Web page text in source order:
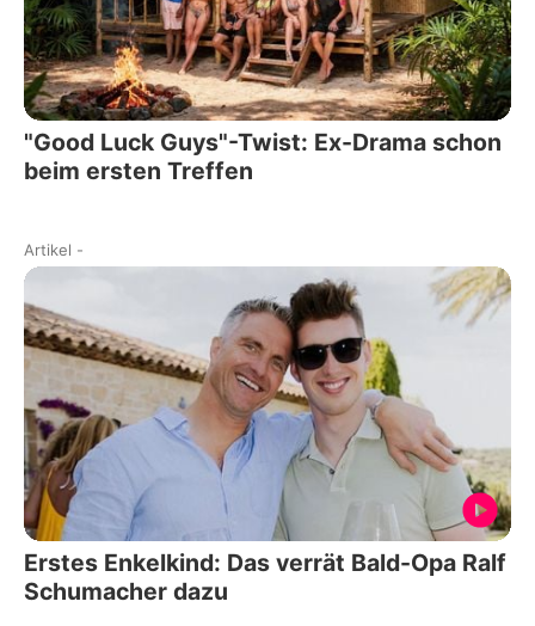
"Good Luck Guys"-Twist: Ex-Drama schon
beim ersten Treffen
Artikel -
Erstes Enkelkind: Das verrät Bald-Opa Ralf
Schumacher dazu